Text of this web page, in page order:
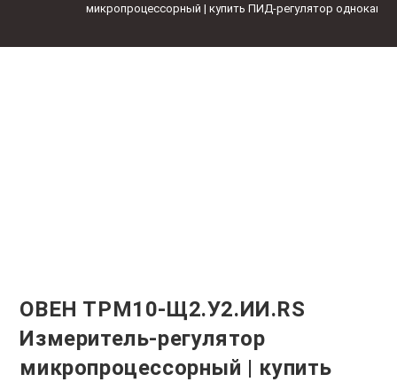
микропроцессорный | купить ПИД-регулятор
ОВЕН ТРМ10-Щ2.У2.ИИ.RS
Измеритель-регулятор
микропроцессорный | купить